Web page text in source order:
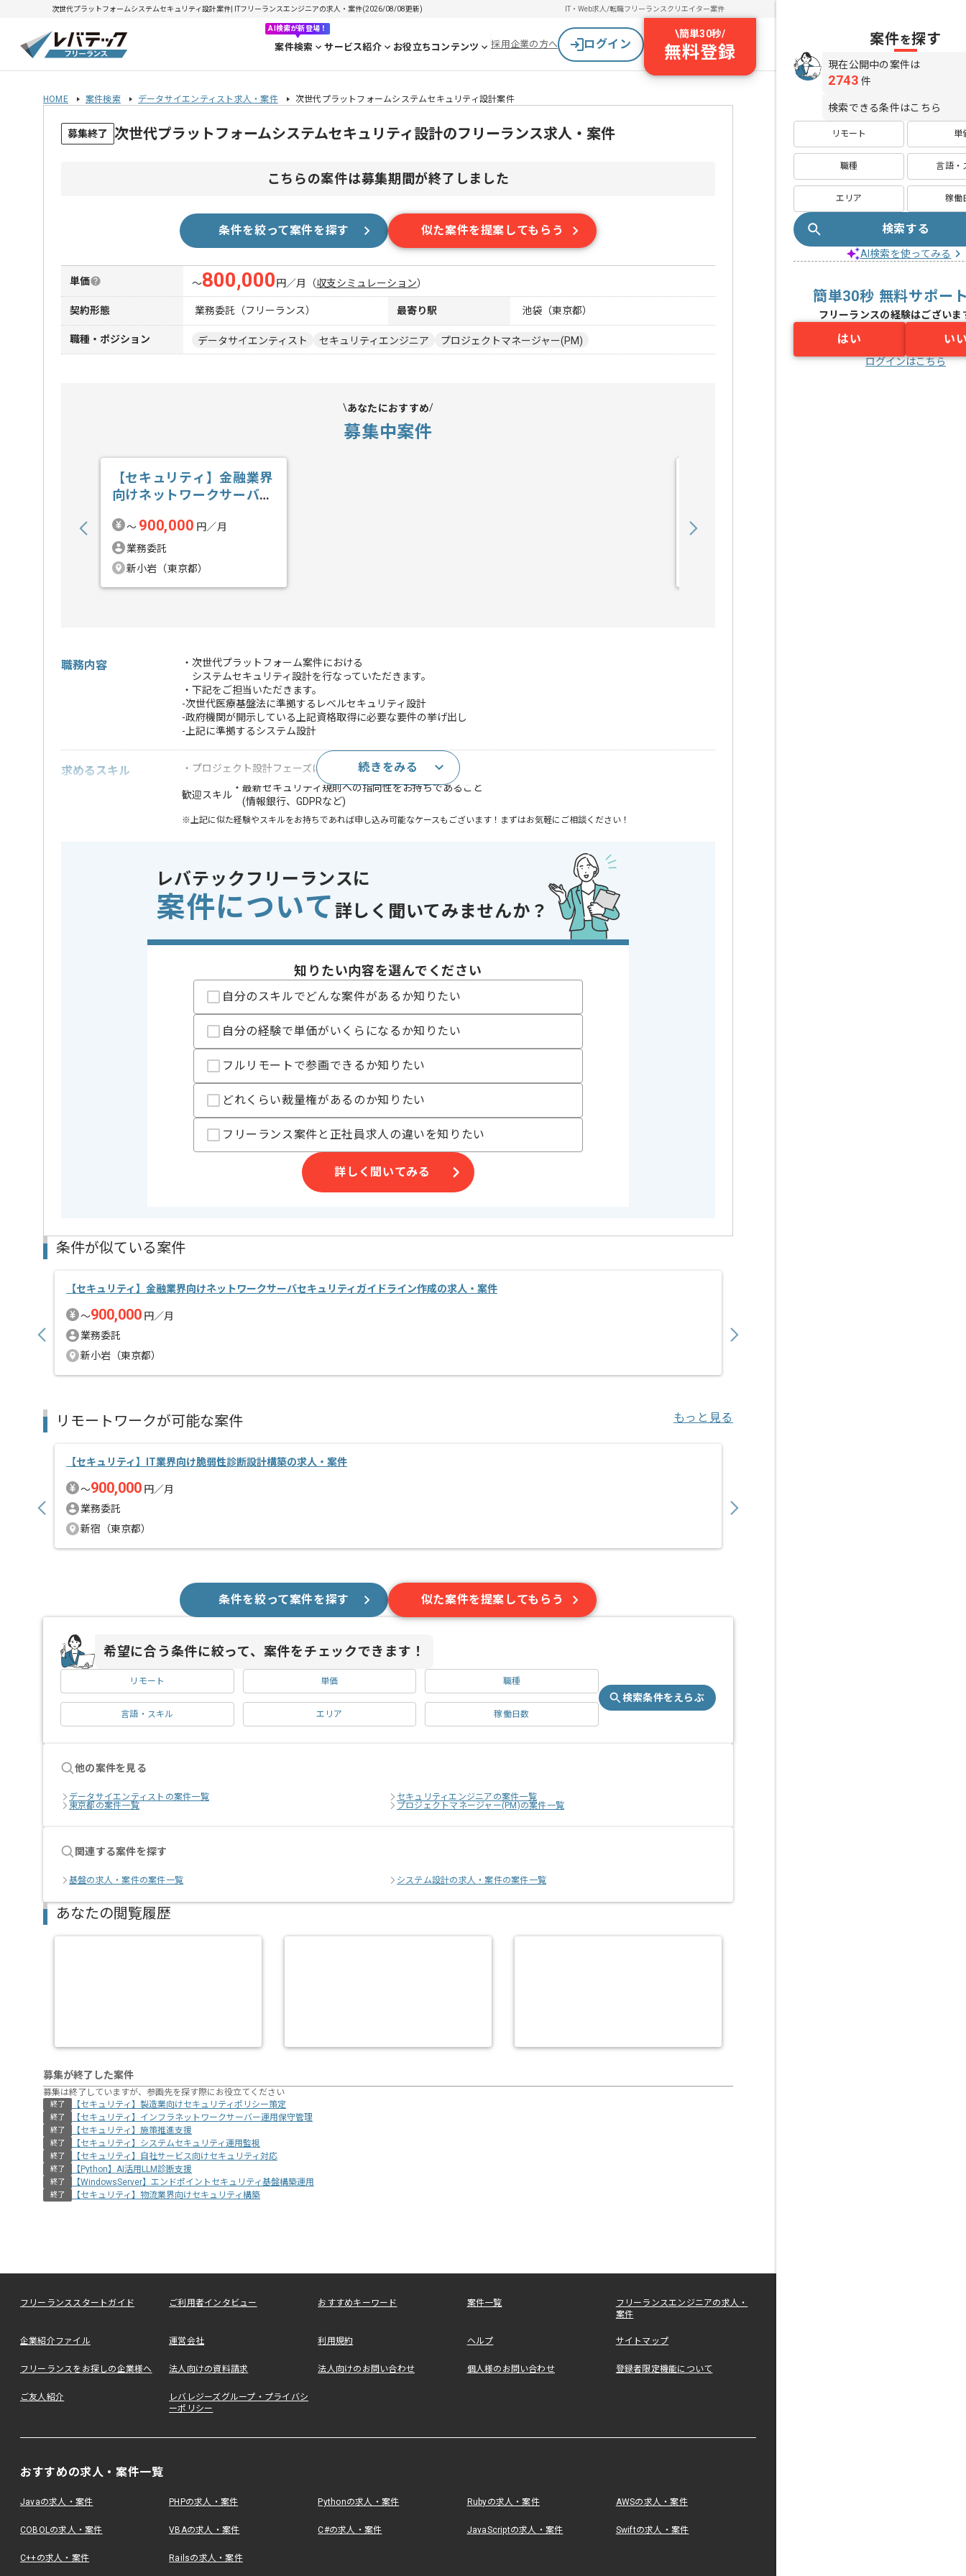
次世代プラットフォームシステムセキュリティ設計案件| ITフリーランスエンジニアの求人・案件(2026/08/08更新) IT・Web求人/転職フリーランスクリエイター案件
AI検索が新登場！
案件検索 サービス紹介 お役立ちコンテンツ 採用企業の方へ ログイン
\簡単30秒/
無料登録
HOME 案件検索 データサイエンティスト求人・案件 次世代プラットフォームシステムセキュリティ設計案件
募集終了 次世代プラットフォームシステムセキュリティ設計のフリーランス求人・案件
こちらの案件は募集期間が終了しました
条件を絞って案件を探す 似た案件を提案してもらう
単価 〜800,000 円／月 （収支シミュレーション）
契約形態 業務委託（フリーランス） 最寄り駅 池袋（東京都）
職種・ポジション データサイエンティスト セキュリティエンジニア プロジェクトマネージャー(PM)
あなたにおすすめ
募集中案件
【セキュリティ】金融業界
向けネットワークサーバセ
件〜 900,000 円／月
業務委託
新小岩（東京都）
職務内容
・次世代プラットフォーム案件における
システムセキュリティ設計を行なっていただきます。
・下記をご担当いただきます。
-次世代医療基盤法に準拠するレベルセキュリティ設計
-政府機関が開示している上記資格取得に必要な要件の挙げ出し
-上記に準拠するシステム設計
求めるスキル ・プロジェクト設計フェーズにて、セキュリティ設計経験
歓迎スキル
・最新セキュリティ規則への指向性をお持ちであること
(情報銀行、GDPRなど)
※上記に似た経験やスキルをお持ちであれば申し込み可能なケースもございます！まずはお気軽にご相談ください！
次世代プラットフォームの構築に携わっていただきます。
セキュリティ設計経験がある方にマッチします。
続きをみる
レバテックフリーランスに
案件について 詳しく聞いてみませんか？
知りたい内容を選んでください
自分のスキルでどんな案件があるか知りたい
自分の経験で単価がいくらになるか知りたい
フルリモートで参画できるか知りたい
どれくらい裁量権があるのか知りたい
フリーランス案件と正社員求人の違いを知りたい
詳しく聞いてみる
条件が似ている案件
【セキュリティ】金融業界向けネットワークサーバセキュリティガイドライン作成の求人・案件
〜900,000 円／月
業務委託
新小岩（東京都）
リモートワークが可能な案件 もっと見る
【セキュリティ】IT業界向け脆弱性診断設計構築の求人・案件
〜900,000 円／月
業務委託
新宿（東京都）
条件を絞って案件を探す 似た案件を提案してもらう
希望に合う条件に絞って、案件をチェックできます！
リモート 単価 職種
言語・スキル エリア 稼働日数
検索条件をえらぶ
他の案件を見る
データサイエンティストの案件一覧
セキュリティエンジニアの案件一覧
東京都の案件一覧
プロジェクトマネージャー(PM)の案件一覧
関連する案件を探す
基盤の求人・案件の案件一覧 システム設計の求人・案件の案件一覧
あなたの閲覧履歴
募集が終了した案件
募集は終了していますが、参画先を探す際にお役立てください
終了 【セキュリティ】製造業向けセキュリティポリシー策定
終了 【セキュリティ】インフラネットワークサーバー運用保守管理
終了 【セキュリティ】施策推進支援
終了 【セキュリティ】システムセキュリティ運用監視
終了 【セキュリティ】自社サービス向けセキュリティ対応
終了 【Python】AI活用LLM診断支援
終了 【WindowsServer】エンドポイントセキュリティ基盤構築運用
終了 【セキュリティ】物流業界向けセキュリティ構築
フリーランススタートガイド ご利用者インタビュー おすすめキーワード 案件一覧
フリーランスエンジニアの求人・
案件
企業紹介ファイル 運営会社 利用規約 ヘルプ サイトマップ
フリーランスをお探しの企業様へ 法人向けの資料請求 法人向けのお問い合わせ 個人様のお問い合わせ 登録者限定機能について
ご友人紹介
レバレジーズグループ・プライバシ
ーポリシー
おすすめの求人・案件一覧
Javaの求人・案件 PHPの求人・案件 Pythonの求人・案件 Rubyの求人・案件 AWSの求人・案件
COBOLの求人・案件 VBAの求人・案件 C#の求人・案件 JavaScriptの求人・案件 Swiftの求人・案件
C++の求人・案件 Railsの求人・案件
案件を探す
現在公開中の案件は
2743 件
検索できる条件はこちら
リモート 単
職種 言語・
エリア 稼働
検索する
AI検索を使ってみる
簡単30秒 無料サポー
フリーランスの経験はございま
はい い
ログインはこちら